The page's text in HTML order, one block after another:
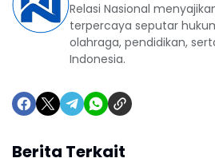
Relasi Nasional
terpercaya seputar
olahraga, pendidikan,
Indonesia.
Berita Terkait